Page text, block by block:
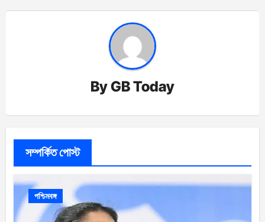
ByGB Today
সম্পর্কিত পোস্ট
পশ্চিমবঙ্গ